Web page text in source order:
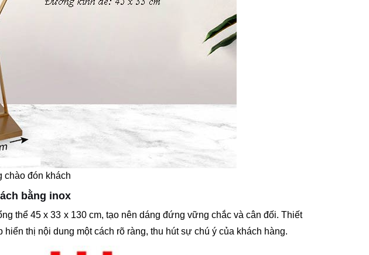
chào đón khách
bằng inox
thể 45 x 33 x 130 cm, tạo nên dáng đứng vững chắc và cân đối. Thiết
thị nội dung một cách rõ ràng, thu hút sự chú ý của khách hàng.